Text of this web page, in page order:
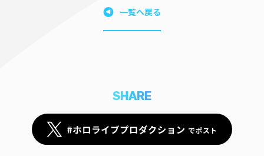
一覧へ戻る
SHARE